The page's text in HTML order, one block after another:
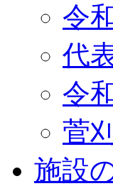
令
代
令
菅
施設